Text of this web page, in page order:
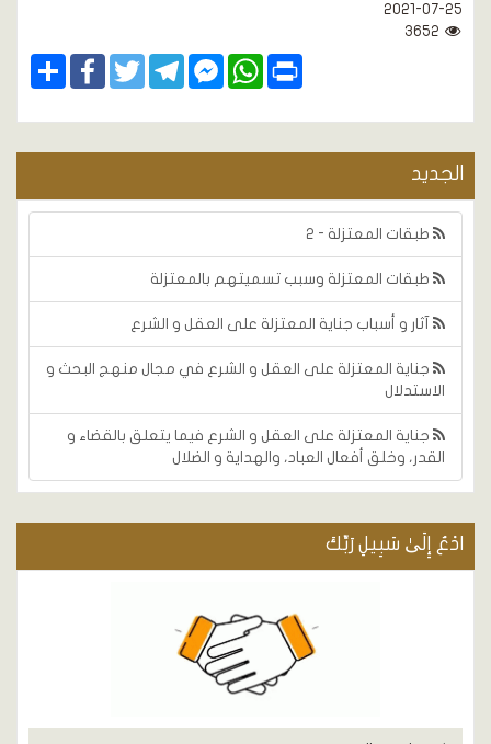
2021-07-25
Share
FacebookTwitterTelegramFacebook
Messenger
WhatsApp Print
الجديد
طبقات المعتزلة - 2
طبقات المعتزلة وسبب تسميتهم بالمعتزلة
آثار و أسباب جناية المعتزلة على العقل و الشرع
جناية المعتزلة على العقل و الشرع في مجال منهج البحث و
الاستدلال
جناية المعتزلة على العقل و الشرع فيما يتعلق بالقضاء و
القدر، وخلق أفعال العباد، والهداية و الضلال
ادْعُ إِلَىٰ سَبِيلِ رَبِّكَ